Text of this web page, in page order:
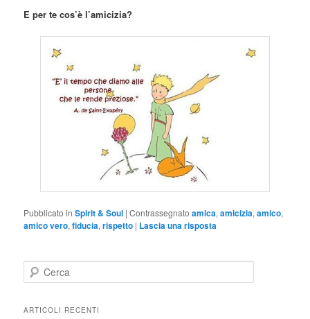
E per te cos’è l’amicizia?
Pubblicato in Spirit & Soul |Contrassegnato amica,amicizia,amico,
amico vero,fiducia,rispetto | Lascia una risposta
e
c
ARTICOLI RECENTI